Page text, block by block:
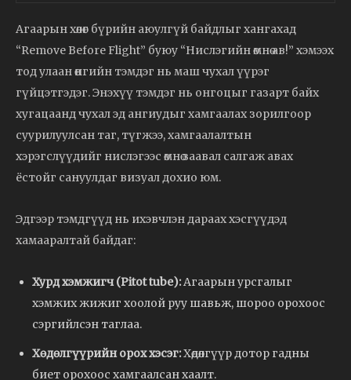
Агаарын хөлөг бүрийн аюулгүй байдлыг хангахад
“Remove Before Flight” буюу “Нислэгийн өмнө ав!” хэмээх
тод улаан өнгийн тэмдэг нь маш чухал үүрэг
гүйцэтгэдэг. Энэхүү тэмдэг нь онгоцыг газарт байх
хугацаанд чухал эд ангиудыг хамгаалах зорилгоор
суурилуулсан таг, түгжээ, хамгаалалтын
хэрэгслүүдийг нислэгээс өмнө заавал салгаж авах
ёстойг сануулдаг визуал дохио юм.
Эдгээр тэмдгүүд нь ихэвчлэн дараах хэсгүүдэд
хамааралтай байдаг:
Хурд хэмжигч (Pitot tube):Агаарын урсгалыг
хэмжих жижиг хоолой руу шавьж, шороо орохоос
сэргийлсэн таглаа.
Хөдөлгүүрийн орох хэсэг:Хөдөлгүүр дотор гадны
биет орохоос хамгаалсан хаалт.